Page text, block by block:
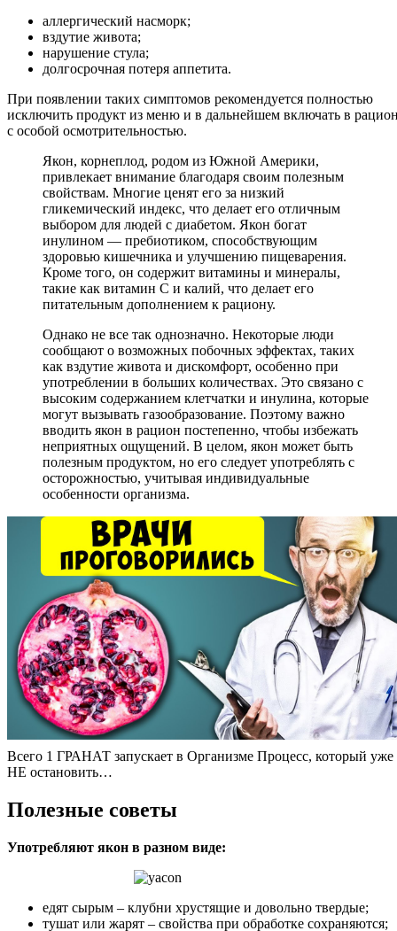
аллергический насморк;
вздутие живота;
нарушение стула;
долгосрочная потеря аппетита.
При появлении таких симптомов рекомендуется полностью
исключить продукт из меню и в дальнейшем включать в
с особой осмотрительностью.
Якон, корнеплод, родом из Южной Америки,
привлекает внимание благодаря своим полезным
свойствам. Многие ценят его за низкий
гликемический индекс, что делает его отличным
выбором для людей с диабетом. Якон богат
инулином — пребиотиком, способствующим
здоровью кишечника и улучшению пищеварения.
Кроме того, он содержит витамины и минералы,
такие как витамин C и калий, что делает его
питательным дополнением к рациону.
Однако не все так однозначно. Некоторые люди
сообщают о возможных побочных эффектах, таких
как вздутие живота и дискомфорт, особенно при
употреблении в больших количествах. Это связано с
высоким содержанием клетчатки и инулина, которые
могут вызывать газообразование. Поэтому важно
вводить якон в рацион постепенно, чтобы избежать
неприятных ощущений. В целом, якон может быть
полезным продуктом, но его следует употреблять с
осторожностью, учитывая индивидуальные
особенности организма.
Всего 1 ГРАНАТ запускает в Организме Процесс, который уже
НЕ остановить…
Полезные советы
Употребляют якон в разном виде:
едят сырым – клубни хрустящие и довольно твердые;
тушат или жарят – свойства при обработке сохраняются;